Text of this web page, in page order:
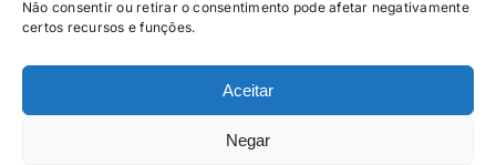
Não consentir ou retirar o consentimento pode afetar negativamente
certos recursos e funções.
Aceitar
Negar